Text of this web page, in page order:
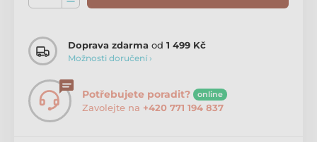
Doprava zdarma od 1 499 Kč
Možnosti doručení ›
Potřebujete poradit? online
Zavolejte na +420 771 194 837